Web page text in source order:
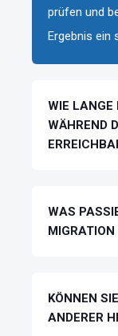
prüfen und
Ergebnis ein
WIE LANGE
WÄHREND
WAS
KÖNNEN
ANDERER